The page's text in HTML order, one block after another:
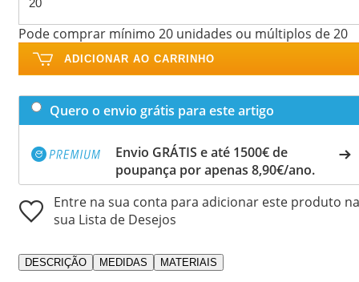
Pode comprar mínimo 20 unidades ou múltiplos de 20
ADICIONAR AO CARRINHO
Quero o envio grátis para este artigo
Envio GRÁTIS e até 1500€ de
poupança por apenas 8,90€/ano.
Entre na sua conta para adicionar este produto na
sua Lista de Desejos
DESCRIÇÃO MEDIDAS MATERIAIS